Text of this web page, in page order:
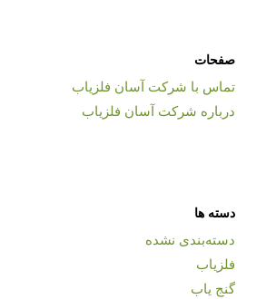
صفحات
تماس با شرکت آسان فلزیاب
درباره شرکت آسان فلزیاب
دسته ها
دسته‌بندی نشده
فلزیاب
گنج یاب